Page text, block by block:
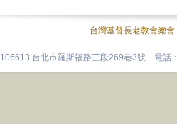
台灣基督長老教會總會
106613 台北市羅斯福路三段269巷3號 電